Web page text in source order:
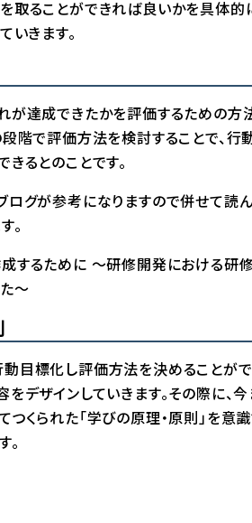
取ることができれば良いかを具体的
いきます。
が達成できたかを評価するための方
段階で評価方法を検討することで、行
るとのことです。
ログが参考になりますので併せて読
。
するために 〜研修開発における研
〜
目標化し評価方法を決めることが
デザインしていきます。その際に、
くられた「学びの原理・原則」を意
。